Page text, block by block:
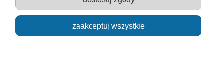
zaakceptuj wszystkie